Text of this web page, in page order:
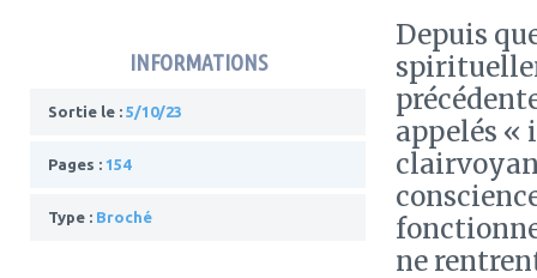
INFORMATIONS
Sortie le : 5/10/23
Pages : 154
Type : Broché
Depuis
appelés «
ne